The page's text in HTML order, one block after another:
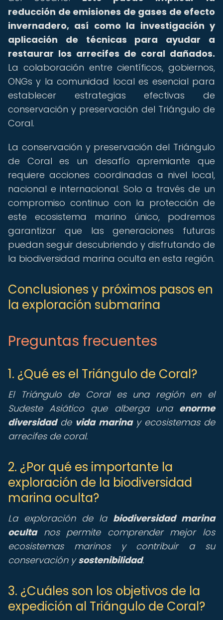
reducción de emisiones de gases de efecto
invernadero, así como la investigación y
aplicación de técnicas para ayudar a
restaurar los arrecifes de coral dañados.
La colaboración entre científicos, gobiernos,
ONGs y la comunidad local es esencial para
establecer estrategias efectivas de
conservación y preservación del Triángulo de
Coral.
La conservación y preservación del Triángulo
de Coral es un desafío apremiante que
requiere acciones coordinadas a nivel local,
nacional e internacional. Solo a través de un
compromiso continuo con la protección de
este ecosistema marino único, podremos
garantizar que las generaciones futuras
puedan seguir descubriendo y disfrutando de
la biodiversidad marina oculta en esta región.
Conclusiones y próximos pasos en
la exploración submarina
Preguntas frecuentes
1. ¿Qué es el Triángulo de Coral?
El Triángulo de Coral es una región en el
Sudeste Asiático que alberga una enorme
diversidadde vida marinay ecosistemas de
arrecifes de coral.
2. ¿Por qué es importante la
exploración de la biodiversidad
marina oculta?
La exploración de la biodiversidad marina
ocultanos permite comprender mejor los
ecosistemas marinos y contribuir a su
conservación ysostenibilidad.
3. ¿Cuáles son los objetivos de la
expedición al Triángulo de Coral?